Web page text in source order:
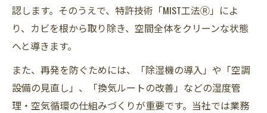
認します。そのうえで、特許技術「MIST工法Ⓡ」によ
り、カビを根から取り除き、空間全体をクリーンな状態
へと導きます。
また、再発を防ぐためには、「除湿機の導入」や「空調
設備の見直し」、「換気ルートの改善」などの湿度管
理・空気循環の仕組みづくりが重要です。当社では業務